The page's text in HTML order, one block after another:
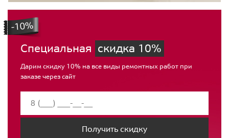
Специальная скидка 10%
Дарим скидку 10% на все виды ремонтных работ при
заказе через сайт
Получить скидку